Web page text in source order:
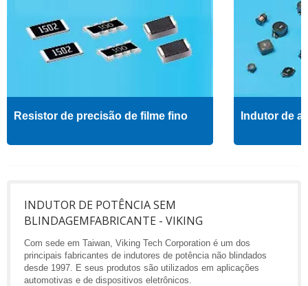
Resistor de precisão de filme fino Indutor de
INDUTOR DE POTÊNCIA SEM
BLINDAGEMFABRICANTE - VIKING
Com sede em Taiwan, Viking Tech Corporation é um dos
principais fabricantes de indutores de potência não blindados
desde 1997. E seus produtos são utilizados em aplicações
automotivas e de dispositivos eletrônicos.